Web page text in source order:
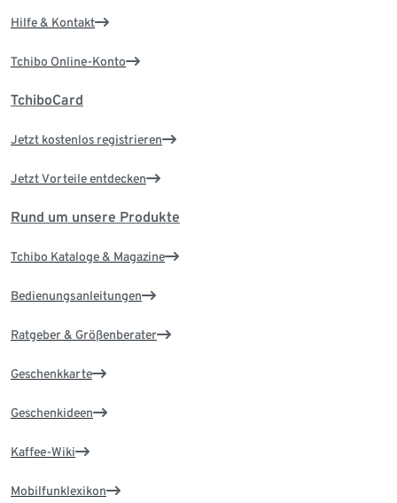
Hilfe & Kontakt
Tchibo Online-Konto
TchiboCard
Jetzt kostenlos registrieren
Jetzt Vorteile entdecken
Rund um unsere Produkte
Tchibo Kataloge & Magazine
Bedienungsanleitungen
Ratgeber & Größenberater
Geschenkkarte
Geschenkideen
Kaffee-Wiki
Mobilfunklexikon